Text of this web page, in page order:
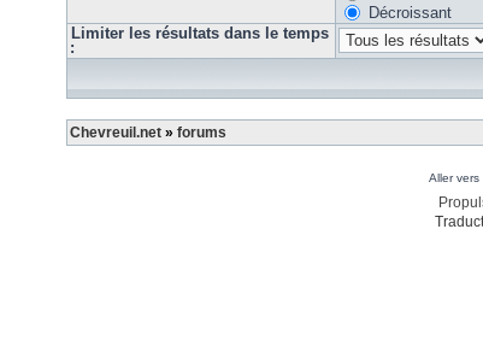
Décroissant
Limiter les résultats dans le temps
:
Chevreuil.net » forums
Aller vers